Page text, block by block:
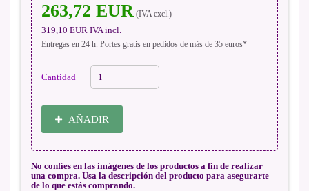
263,72 EUR (IVA excl.)
319,10 EUR IVA incl.
Entregas en 24 h. Portes gratis en pedidos de más de 35 euros*
Cantidad
AÑADIR
No confíes en las imágenes de los productos a fin de realizar
una compra. Usa la descripción del producto para asegurarte
de lo que estás comprando.